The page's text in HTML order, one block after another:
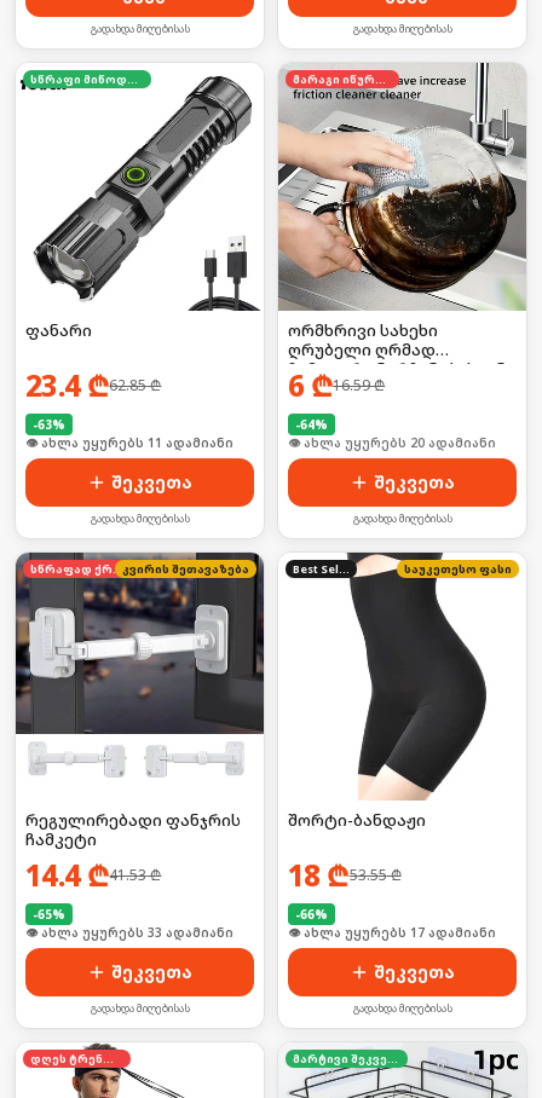
გადახდა მიღებისას გადახდა მიღებისას
სწრაფი მიწოდება
ფანარი
23.4₾62.85₾
-63%
🛒 ბოლო 24სთ-ში იყიდა 17-მა
შეკვეთა
გადახდა მიღებისას
მარაგი იწურება
ორმხრივი სახეხი
ღრუბელი ღრმად
ჩამჯდარი ნარჩენებისგან
6 ₾16.59₾
-64%
🛒 ბოლო 24სთ-ში იყიდა 26-მა
შეკვეთა
გადახდა მიღებისას
სწრაფად ქრებაკვირის შეთავაზება
რეგულირებადი ფანჯრის
ჩამკეტი
14.4₾41.53₾
-65%
🛒 ბოლო 24სთ-ში იყიდა 44-მა
შეკვეთა
გადახდა მიღებისას
Best Seller საუკეთესო ფასი
შორტი-ბანდაჟი
18 ₾53.55₾
-66%
🛒 ბოლო 24სთ-ში იყიდა 26-მა
შეკვეთა
გადახდა მიღებისას
დღეს ტრენდში მარტივი შეკვეთა